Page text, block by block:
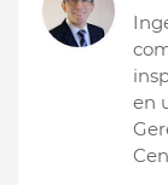
en